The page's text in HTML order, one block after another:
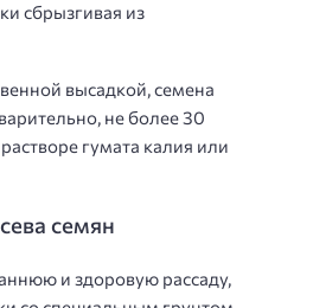
сбрызгивая из
высадкой, семена
не более 30
гумата калия или
семян
и здоровую рассаду,